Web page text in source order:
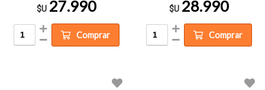
$U 27.990
Comprar
$U 28.990
Comprar